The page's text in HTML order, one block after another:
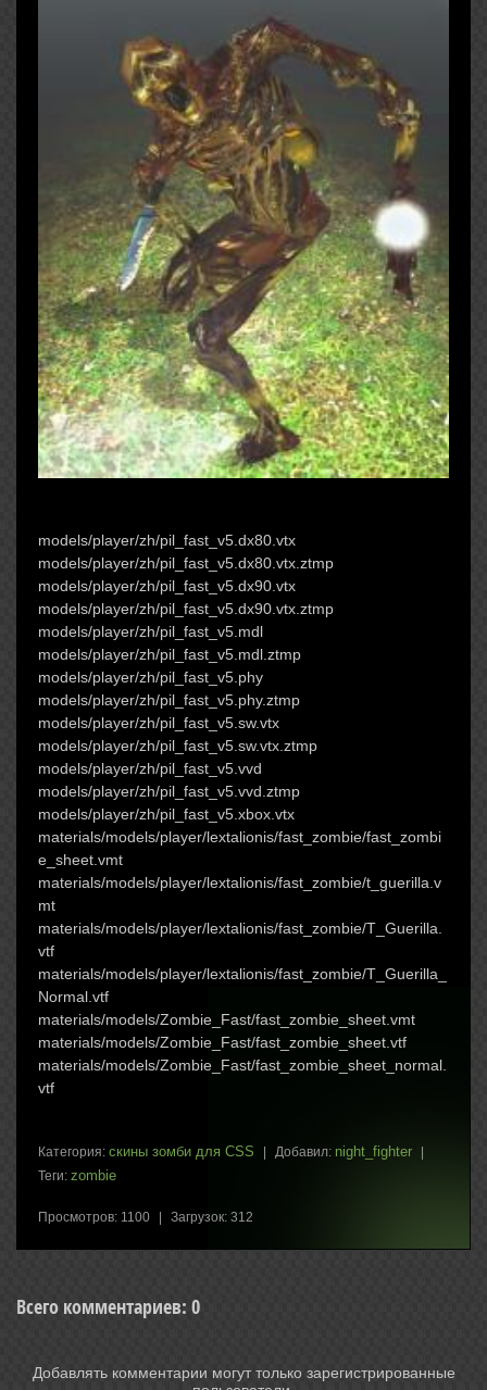
models/player/zh/pil_fast_v5.dx80.vtx
models/player/zh/pil_fast_v5.dx80.vtx.ztmp
models/player/zh/pil_fast_v5.dx90.vtx
models/player/zh/pil_fast_v5.dx90.vtx.ztmp
models/player/zh/pil_fast_v5.mdl
models/player/zh/pil_fast_v5.mdl.ztmp
models/player/zh/pil_fast_v5.phy
models/player/zh/pil_fast_v5.phy.ztmp
models/player/zh/pil_fast_v5.sw.vtx
models/player/zh/pil_fast_v5.sw.vtx.ztmp
models/player/zh/pil_fast_v5.vvd
models/player/zh/pil_fast_v5.vvd.ztmp
models/player/zh/pil_fast_v5.xbox.vtx
materials/models/player/lextalionis/fast_zombie/fast_zombi
e_sheet.vmt
materials/models/player/lextalionis/fast_zombie/t_guerilla.v
mt
materials/models/player/lextalionis/fast_zombie/T_Guerilla.
vtf
materials/models/player/lextalionis/fast_zombie/T_Guerilla_
Normal.vtf
materials/models/Zombie_Fast/fast_zombie_sheet.vmt
materials/models/Zombie_Fast/fast_zombie_sheet.vtf
materials/models/Zombie_Fast/fast_zombie_sheet_normal.
vtf
Категория: скины зомби для CSS Добавил: night_fighter
Теги: zombie
Просмотров: 1100 Загрузок: 312
Всего комментариев: 0
Добавлять комментарии могут только зарегистрированные